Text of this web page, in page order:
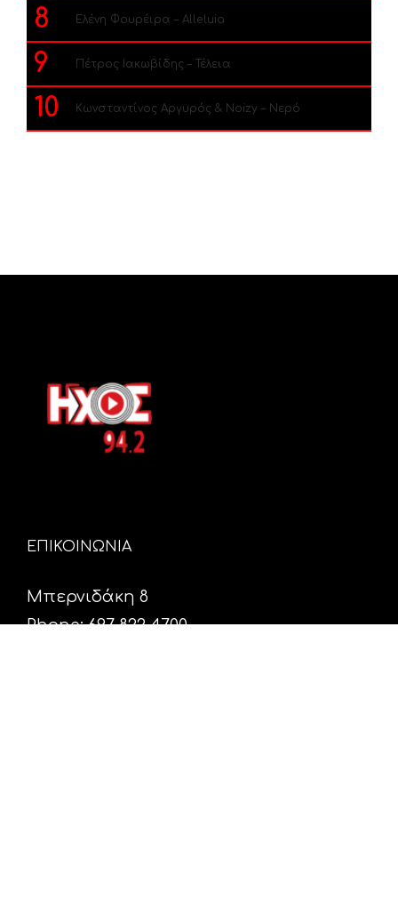
8 Ελένη Φουρέιρα – Alleluia
9 Πέτρος Ιακωβίδης – Τέλεια
10 Κωνσταντίνος Αργυρός & Noizy – Νερό
ΕΠΙΚΟΙΝΩΝΙΑ
Μπερνιδάκη 8
Phone: 697 822 4700